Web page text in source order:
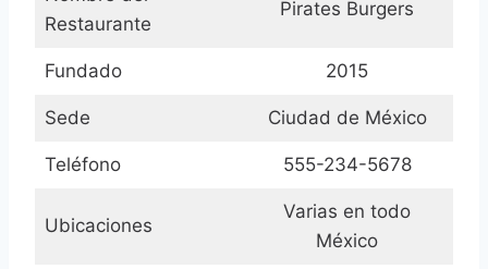
Restaurante
Pirates Burgers
Fundado 2015
Sede Ciudad de México
Teléfono 555-234-5678
Ubicaciones
Varias en todo
México